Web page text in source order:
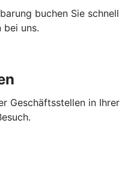
buchen Sie schnell
bei uns.
Geschäftsstellen in Ihrer